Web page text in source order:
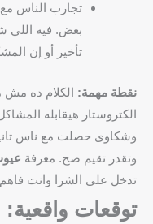
تجارب الناس
بعض. فيه اللي
تأخير أو إن
نقطة مهمة: الكلام ده مش
الكتروستار هيقابله
وشكاوى حصلت مع ناس
وتقدر تقيم صح. معرفة
تدخل على الشرا وانت
توقعات